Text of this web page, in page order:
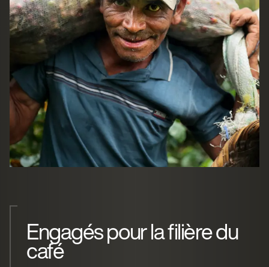
Engagés pour la filière du
café